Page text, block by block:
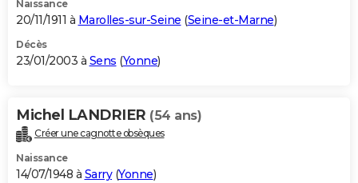
Naissance
20/11/1911 à Marolles-sur-Seine (Seine-et-Marne)
Décès
23/01/2003 à Sens (Yonne)
Michel LANDRIER (54 ans)
Créer une cagnotte obsèques
Naissance
14/07/1948 à Sarry(Yonne)